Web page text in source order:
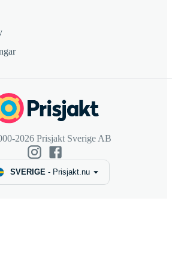
2026 Prisjakt Sverige AB
SVERIGE- Prisjakt.nu